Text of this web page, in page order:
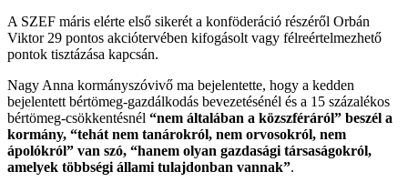
A SZEF máris elérte első sikerét a konföderáció részéről Orbán
Viktor 29 pontos akciótervében kifogásolt vagy félreértelmezhető
pontok tisztázása kapcsán.
Nagy Anna kormányszóvivő ma bejelentette, hogy a kedden
bejelentett bértömeg-gazdálkodás bevezetésénél és a 15 százalékos
bértömeg-csökkentésnél “nem általában a közszféráról” beszél a
kormány, “tehát nem tanárokról, nem orvosokról, nem
ápolókról” van szó, “hanem olyan gazdasági társaságokról,
amelyek többségi állami tulajdonban vannak”.